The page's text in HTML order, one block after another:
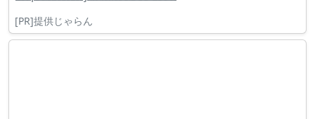
[PR]提供じゃらん